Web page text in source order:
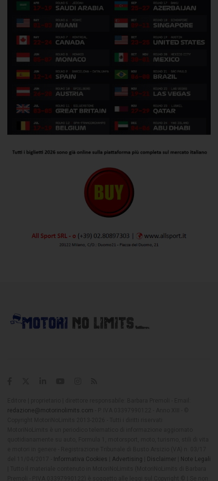
redazione@motorinolimits.com
Informativa Cookies Advertising Disclaimer
Note Legali